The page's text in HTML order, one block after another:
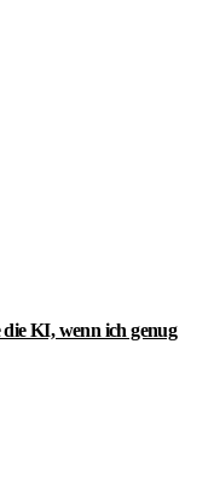
KI, wenn ich genug